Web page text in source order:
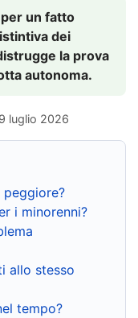
un fatto
dei
la prova
autonoma.
luglio 2026
peggiore?
i minorenni?
allo stesso
tempo?